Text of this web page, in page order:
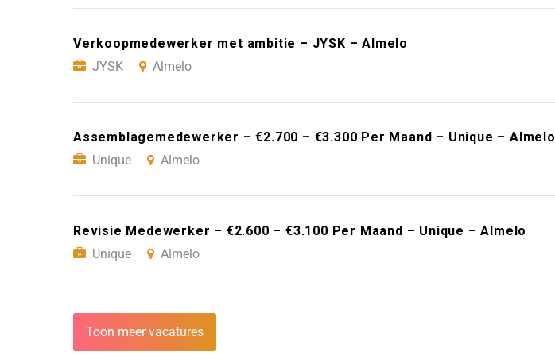
Verkoopmedewerker met ambitie – JYSK – Almelo
JYSK
Almelo
Assemblagemedewerker – €2.700 – €3.300 Per Maand – Unique – Almelo
Unique
Almelo
Revisie Medewerker – €2.600 – €3.100 Per Maand – Unique – Almelo
Unique
Almelo
Toon meer vacatures